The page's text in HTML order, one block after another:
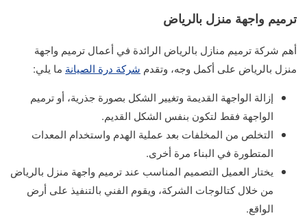
ترميم واجهة منزل بالرياض
أهم شركة ترميم منازل بالرياض الرائدة في أعمال ترميم واجهة
منزل بالرياض على أكمل وجه، وتقدم شركة درة الصيانة ما يلي:
إزالة الواجهة القديمة وتغيير الشكل بصورة جذرية، أو ترميم
الواجهة فقط لتكون بنفس الشكل القديم.
التخلص من المخلفات بعد عملية الهدم واستخدام المعدات
المتطورة في البناء مرة أخرى.
يختار العميل التصميم المناسب عند ترميم واجهة منزل بالرياض
من خلال كتالوجات الشركة، ويقوم الفني بالتنفيذ على أرض
الواقع.